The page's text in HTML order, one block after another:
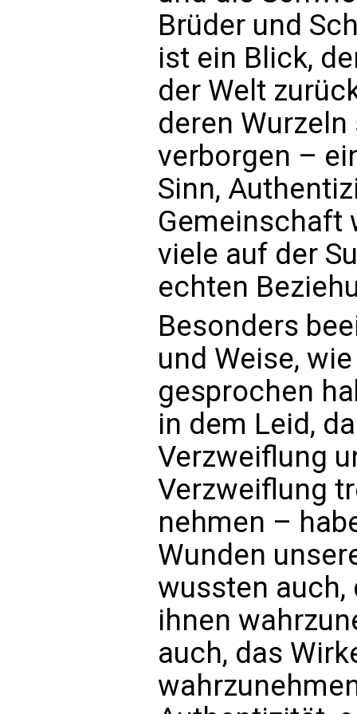
Brüder und
ist ein Blick,
der Welt
deren
verborgen –
Sinn,
Gemeinschaft
viele auf der
echten
Besonders
und Weise,
gesprochen
in dem Leid,
Verzweiflung
Verzweiflung
nehmen –
Wunden
wussten auch,
ihnen
auch, das